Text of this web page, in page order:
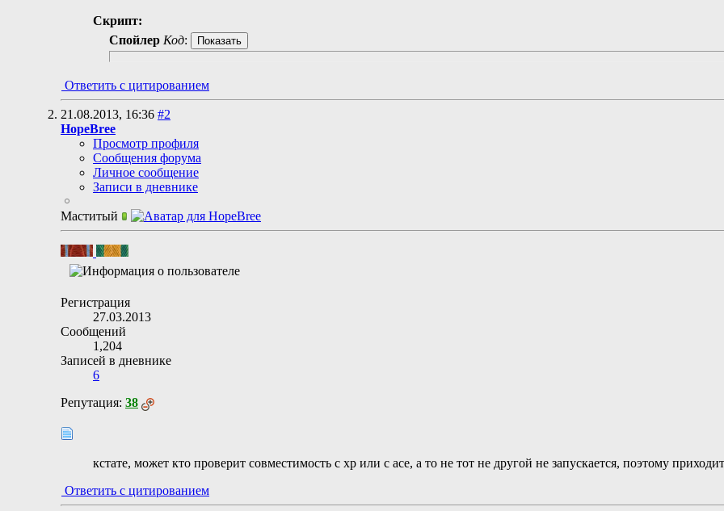
Скрипт:
Спойлер Код:
Ответить с цитированием
21.08.2013, 16:36 #2
HopeBree
Просмотр профиля
Сообщения форума
Личное сообщение
Записи в дневнике
Маститый
Регистрация
27.03.2013
Сообщений
1,204
Записей в дневнике
6
Репутация: 38
кстате, может кто проверит совместимость с хр или с асе, а то не тот не другой не запускается, поэтому
Ответить с цитированием